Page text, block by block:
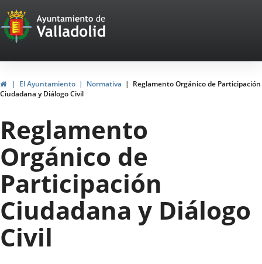
Portal
Web
del
Ayuntamiento
de
Valladolid
HomeEl Ayuntamiento Normativa
Reglamento Orgánico de Participación
Ciudadana y Diálogo Civil
Reglamento
Orgánico de
Participación
Ciudadana y Diálogo
Civil